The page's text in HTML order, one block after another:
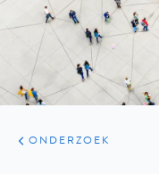
ARTIKELEN
ONDERZOEK
ONDERZOEK